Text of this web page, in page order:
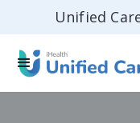
Unified